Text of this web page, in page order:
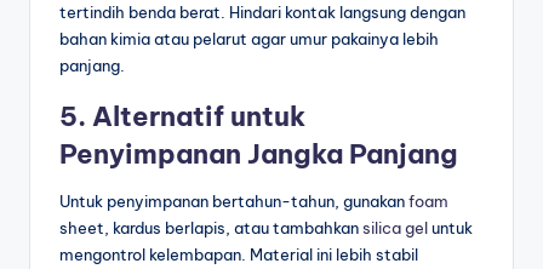
tertindih benda berat. Hindari kontak langsung dengan
bahan kimia atau pelarut agar umur pakainya lebih
panjang.
5. Alternatif untuk
Penyimpanan Jangka Panjang
Untuk penyimpanan bertahun-tahun, gunakanfoam
sheet, kardus berlapis, atau tambahkansilica geluntuk
mengontrol kelembapan. Material ini lebih stabil